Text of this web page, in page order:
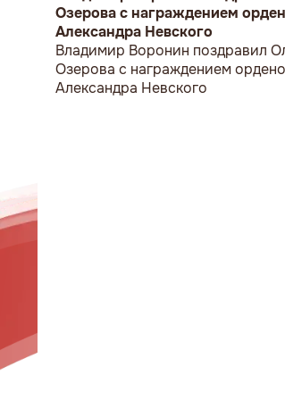
Озерова с награждением
Александра Невского
Владимир Воронин поздравил
Озерова с награждением
Александра Невского